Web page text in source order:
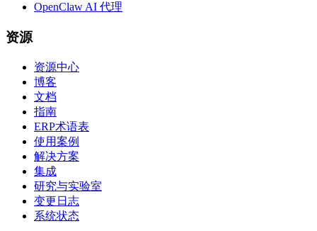
OpenClaw AI 代理
资源
资源中心
博客
文档
指南
ERP术语表
使用案例
解决方案
集成
研究与实验室
变更日志
系统状态